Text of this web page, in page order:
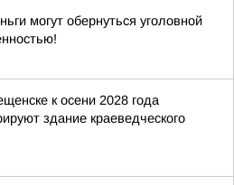
могут обернуться уголовной
к осени 2028 года
здание краеведческого